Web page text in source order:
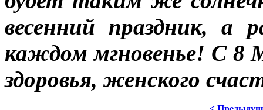
весенний праздник, а
каждом мгновенье! С 8
здоровья, женского